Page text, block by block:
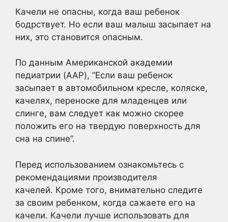
Качели не опасны, когда ваш ребенок
бодрствует. Но если ваш малыш засыпает на
них, это становится опасным.
По данным Американской академии
педиатрии (AAP), “Если ваш ребенок
засыпает в автомобильном кресле, коляске,
качелях, переноске для младенцев или
слинге, вам следует как можно скорее
положить его на твердую поверхность для
сна на спине”.
Перед использованием ознакомьтесь с
рекомендациями производителя
качелей. Кроме того, внимательно следите
за своим ребенком, когда сажаете его на
качели. Качели лучше использовать для